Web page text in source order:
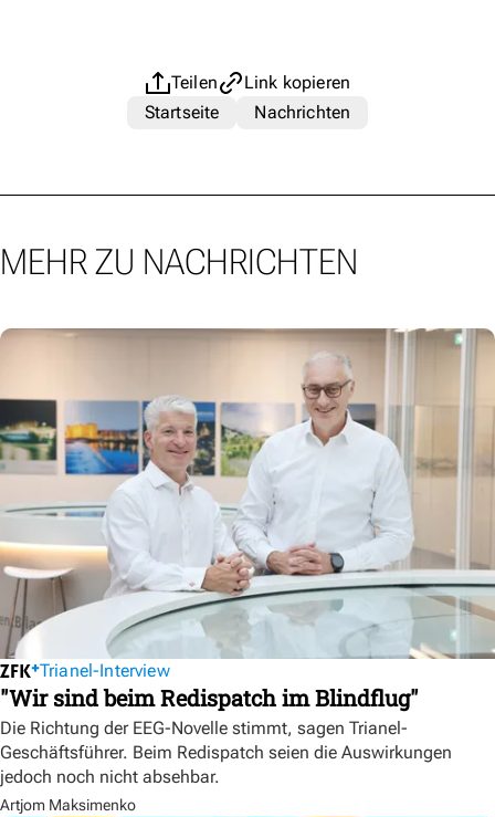
Teilen
Link kopieren
Startseite
Nachrichten
MEHR ZU NACHRICHTEN
Trianel-Interview
"Wir sind beim Redispatch im Blindflug"
Die Richtung der EEG-Novelle stimmt, sagen Trianel-
Geschäftsführer. Beim Redispatch seien die Auswirkungen
jedoch noch nicht absehbar.
Artjom Maksimenko